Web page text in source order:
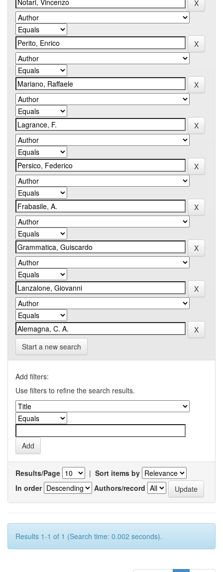
Start a new search
Add filters:
Use filters to refine the search results.
Results/Page | Sort items by
In order
Authors/record
Results 1-1 of 1 (Search time: 0.002 seconds).